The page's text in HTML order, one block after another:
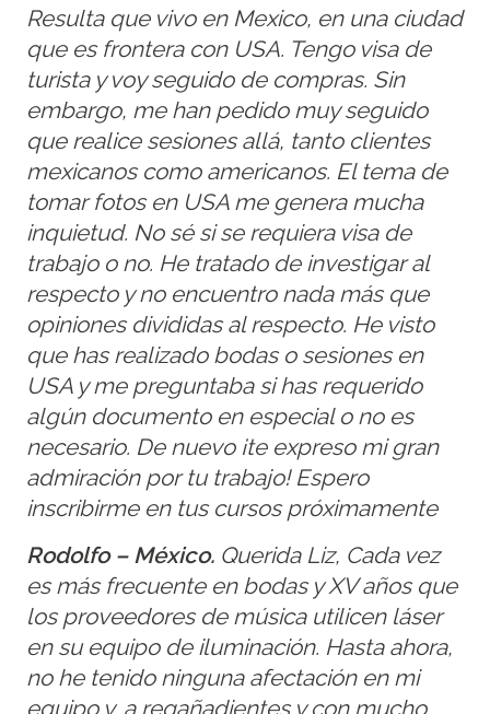
Resulta que vivo en Mexico, en una ciudad
que es frontera con USA. Tengo visa de
turista y voy seguido de compras. Sin
embargo, me han pedido muy seguido
que realice sesiones allá, tanto clientes
mexicanos como americanos. El tema de
tomar fotos en USA me genera mucha
inquietud. No sé si se requiera visa de
trabajo o no. He tratado de investigar al
respecto y no encuentro nada más que
opiniones divididas al respecto. He visto
que has realizado bodas o sesiones en
USA y me preguntaba si has requerido
algún documento en especial o no es
necesario. De nuevo ¡te expreso mi gran
admiración por tu trabajo! Espero
inscribirme en tus cursos próximamente
Rodolfo – México. Querida Liz, Cada vez
es más frecuente en bodas y XV años que
los proveedores de música utilicen láser
en su equipo de iluminación. Hasta ahora,
no he tenido ninguna afectación en mi
equipo y, a regañadientes y con mucho